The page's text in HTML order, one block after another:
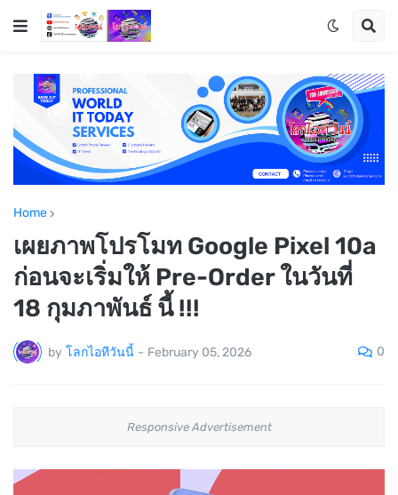
Home
เผยภาพโปรโมท Google Pixel 10a
ก่อนจะเริ่มให้ Pre-Order ในวันที่
18 กุมภาพันธ์ นี้ !!!
by โลกไอทีวันนี้ - February 05, 2026 0
Responsive Advertisement